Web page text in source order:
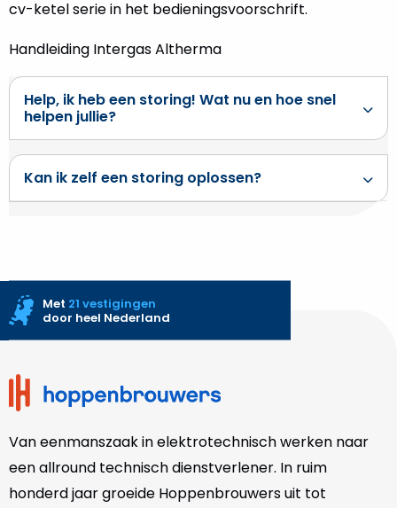
cv-ketel serie in het bedieningsvoorschrift.
Handleiding Intergas Altherma
Help, ik heb een storing! Wat nu en hoe snel
helpen jullie?
Kan ik zelf een storing oplossen?
Site
Met 21 vestigingen
door heel Nederland
Van eenmanszaak in elektrotechnisch werken naar
een allround technisch dienstverlener. In ruim
honderd jaar groeide Hoppenbrouwers uit tot